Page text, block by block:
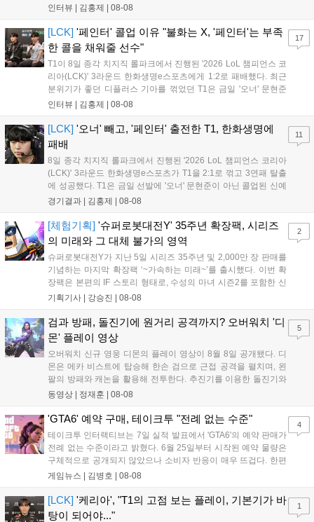
다. 먼저 승리 소감에 대해 윤성영 감독은 "오랜만에 승리해 기분이 좋고,
인터뷰 | 김홍제 | 08-08
[LCK] '페인터' 콜업 이유 "불화는 X, '페인터'는 부족
한 콜을 채워줄 선수"
T1이 8일 종각 치지직 롤파크에서 진행된 '2026 LoL 챔피언스 코
리아(LCK)' 3라운드 한화생명e스포츠에게 1:2로 패배했다. 최근
분위기가 좋던 디플러스 기아를 꺾었던 T1은 금일 '오너' 문현준
을 빼고 신예 '페인터' 김은후를 투입시키는 강수를 뒀으나 결국
즈' 김수환의 인터뷰 내...
인터뷰 | 김홍제 | 08-08
17
[LCK] '오너' 빼고, '페인터' 출전한 T1, 한화생명에
패배
8일 종각 치지직 롤파크에서 진행된 '2026 LoL 챔피언스 코리아
(LCK)' 3라운드 한화생명e스포츠가 T1을 2:1로 꺾고 3연패 탈출
에 성공했다. T1은 금일 선발에 '오너' 문현준이 아닌 콜업된 신예
'페인터' 김은후를 투입했지만, 결국 1:2로 패배하고 말았다. T1은
을 빼냈다....
경기결과 | 김홍제 | 08-08
11
[체험기획] '슈퍼로봇대전Y' 35주년 확장팩, 시리즈
의 미래와 그 대체 불가의 영역
슈퍼로봇대전Y가 지난 5일 시리즈 35주년 및 2,000만 장 판매를
기념하는 마지막 확장팩 ‘~가속하는 미래~’를 출시했다. 이번 확
장팩은 본편의 IF 스토리 형태로, 수성의 마녀 시즌2를 포함한 신
규 참전작과 크로스오버 합체기를 선보이며 작품을 완결 짓는다.
하는 몰입감 있는 서사와 조합을 구현하며 시리즈의 미래를 향한
새로운 가능성을 제시했다....
기획기사 | 강승진 | 08-08
2
검과 방패, 돌진기에 원거리 공격까지? 오버워치 '디
몬' 플레이 영상
오버워치 신규 영웅 디몬의 플레이 영상이 8월 8일 공개됐다. 디
몬은 메카 비스트에 탑승해 한손 검으로 근접 공격을 펼치며, 왼
팔의 방패와 캐논을 활용해 전투한다. 추진기를 이용한 돌진기와
참격 형태의 궁극기를 보유했고, 메카 파괴 시 맨몸으로 기관총을
산의 영웅들 업데이트를 통해 정식 출시될 예정이다....
동영상 | 정재훈 | 08-08
5
'GTA6' 예약 구매, 테이크투 "전례 없는 수준"
테이크투 인터랙티브는 7일 실적 발표에서 'GTA6'의 예약 판매가
전례 없는 수준이라고 밝혔다. 6월 25일부터 시작된 예약 물량은
구체적으로 공개되지 않았으나 소비자 반응이 매우 뜨겁다. 한편
11월 19일 PS5와 Xbox 시리즈 X|S로 정식 출시될 예정이며, 록
상 'Grand Theft Auto VI: An Extended Look'을 최초 공개할 계획
이다....
게임뉴스 | 김병호 | 08-08
4
[LCK] '케리아', "T1의 고점 보는 플레이, 기본기가 바
탕이 되어야..."
1